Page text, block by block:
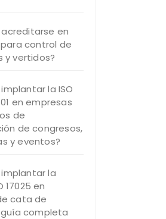
acreditarse en
para control de
y vertidos?
la ISO
en empresas
de
de congresos,
y eventos?
implantar la
17025 en
cata de
completa